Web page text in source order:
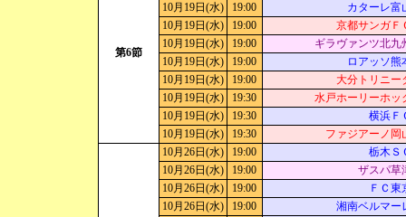
第6節
10月19日(水)
19:00
カターレ富
10月19日(水)
19:00
京都サンガＦ
10月19日(水)
19:00
ギラヴァンツ北九
10月19日(水)
19:00
ロアッソ熊
10月19日(水)
19:00
大分トリニー
10月19日(水)
19:30
水戸ホーリーホッ
10月19日(水)
19:30
横浜Ｆ
10月19日(水)
19:30 ファジアーノ岡
10月26日(水) 19:00
栃木Ｓ
10月26日(水)
19:00
ザスパ草
10月26日(水)
19:00
ＦＣ東
10月26日(水)
19:00
湘南ベルマー